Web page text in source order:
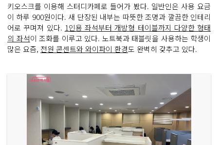
키오스크를 이용해 스터디카페로 들어가 봤다. 일반인은 사용 요금
이 하루 900원이다. 새 단장된 내부는 따뜻한 조명과 깔끔한 인테리
어로 꾸며져 있다. 1인용 좌석부터 개방형 테이블까지 다양한 형태
의 좌석이 조화를 이루고 있다. 노트북과 태블릿을 사용하는 학생이
많은 요즘, 전원 콘센트와 와이파이 환경도 완벽히 갖추고 있다.